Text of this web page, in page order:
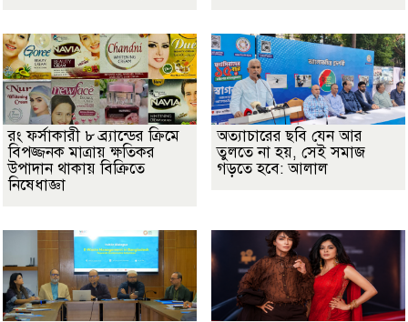
রং ফর্সাকারী ৮ ব্র্যান্ডের ক্রিমে
বিপজ্জনক মাত্রায় ক্ষতিকর
উপাদান থাকায় বিক্রিতে
নিষেধাজ্ঞা
অত্যাচারের ছবি যেন আর
তুলতে না হয়, সেই সমাজ
গড়তে হবে: আলাল